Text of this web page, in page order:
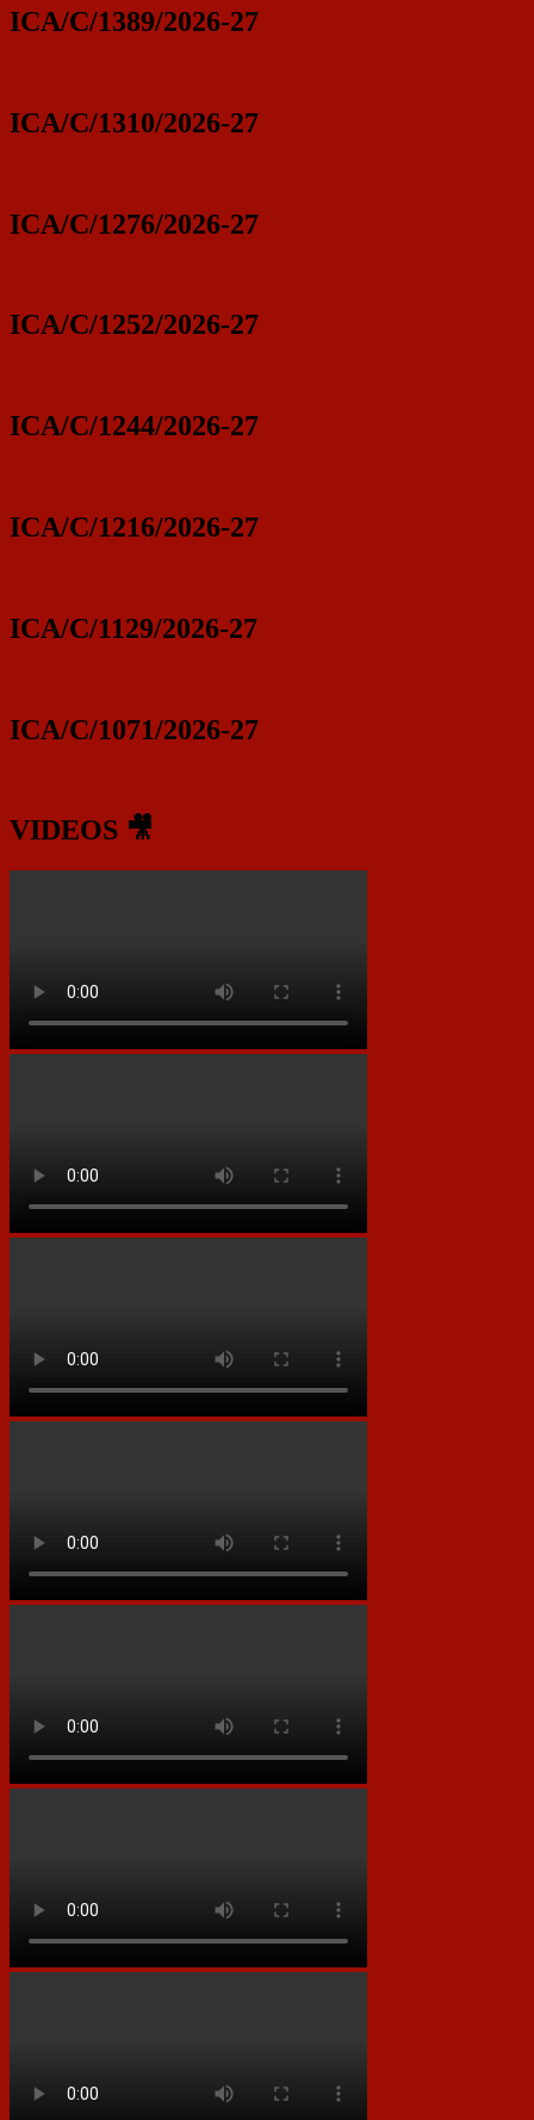
ICA/C/1389/2026-27
ICA/C/1310/2026-27
ICA/C/1276/2026-27
ICA/C/1252/2026-27
ICA/C/1244/2026-27
ICA/C/1216/2026-27
ICA/C/1129/2026-27
ICA/C/1071/2026-27
VIDEOS 🎥